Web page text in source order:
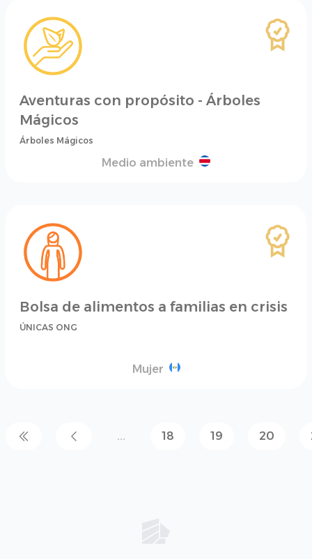
Aventuras con propósito - Árboles
Mágicos
Árboles Mágicos
Medio ambiente
Bolsa de alimentos a familias en crisis
ÚNICAS ONG
Mujer
... 18 19 20